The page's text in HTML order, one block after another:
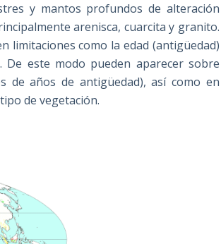
y mantos profundos de alteración
arenisca, cuarcita y granito.
limitaciones como la edad (antigüedad)
este modo pueden aparecer sobre
de años de antigüedad), así como en
de vegetación.